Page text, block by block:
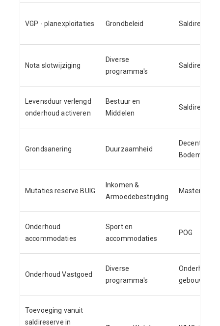
VGP - planexploitaties Grondbeleid Saldireserve
Nota slotwijziging
Diverse
programma's
Saldireserve
Levensduur verlengd
onderhoud activeren
Bestuur en
Middelen
Saldireserve
Grondsanering Duurzaamheid
Decentr. Uitk.
Bodem
Mutaties reserve BUIG
Inkomen &
Armoedebestrijding
Masterplan
Onderhoud
accommodaties
Sport en
accommodaties
POG
Onderhoud Vastgoed
Diverse
programma's
Onderhouw
gebouwen
Toevoeging vanuit
saldireserve in